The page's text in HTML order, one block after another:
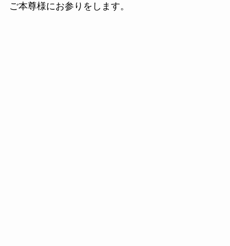
ご本尊様にお参りをします。